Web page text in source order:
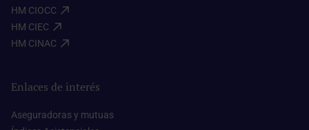
HM CIOCC​
HM CIEC​
HM CINAC​
Enlaces de interés
Aseguradoras y mutuas​